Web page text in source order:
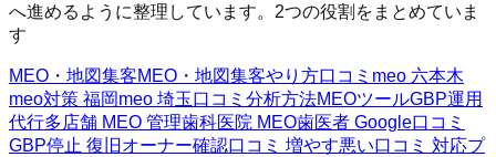
へ進めるように整理しています。2つの役割をまとめていま
す
MEO・地図集客MEO・地図集客やり方口コミ meo 六本木
meo対策 福岡meo 埼玉口コミ分析方法MEOツールGBP運用
代行多店舗 MEO 管理歯科医院 MEO歯医者 Google口コミ
GBP停止 復旧 オーナー確認口コミ 増やす悪い口コミ 対応プ